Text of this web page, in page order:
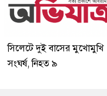
সিলেটে দুই বাসের মুখোমুখি
সংঘর্ষ, নিহত ৯